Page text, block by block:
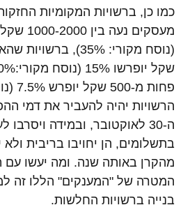
כמו כן, ברשויות המקומיות
הרשויות יהיה להעביר את דמי
ה-30 לאוקטובר, ובמידה
בתשלומים, הן יחויבו בריבית
מהקרן באותה שנה. ומה יעשו עם
המטרה של "המענקים" הללו זה
בנייה ברשויות החלשות.